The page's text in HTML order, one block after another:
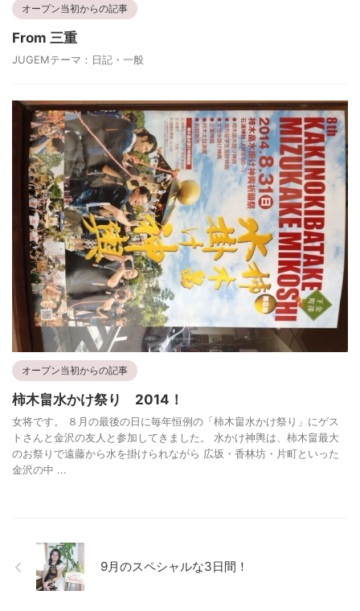
オープン当初からの記事
From 三重
JUGEMテーマ：日記・一般
オープン当初からの記事
柿木畠水かけ祭り 2014！
女将です。 ８月の最後の日に毎年恒例の「柿木畠水かけ祭り」にゲス
トさんと金沢の友人と参加してきました。 水かけ神輿は、柿木畠最大
のお祭りで遠藤から水を掛けられながら 広坂・香林坊・片町といった
金沢の中 ...
9月のスペシャルな3日間！